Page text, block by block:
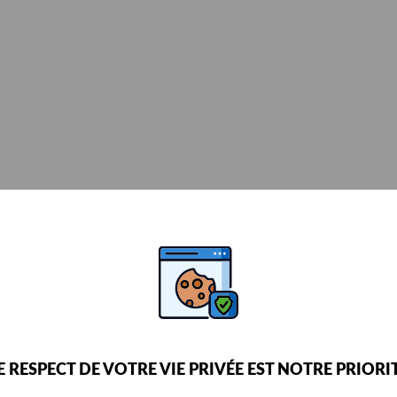
RESPECT DE VOTRE VIE PRIVÉE EST NOTRE